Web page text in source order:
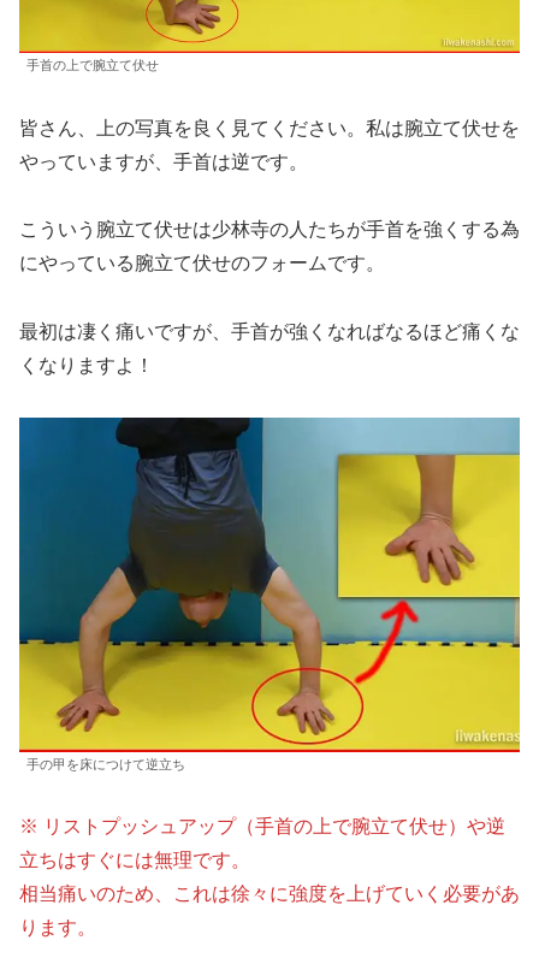
手首の上で腕立て伏せ
皆さん、上の写真を良く見てください。私は腕立て伏せを
やっていますが、手首は逆です。
こういう腕立て伏せは少林寺の人たちが手首を強くする為
にやっている腕立て伏せのフォームです。
最初は凄く痛いですが、手首が強くなればなるほど痛くな
くなりますよ！
手の甲を床につけて逆立ち
※ リストプッシュアップ（手首の上で腕立て伏せ）や逆
立ちはすぐには無理です。
相当痛いのため、これは徐々に強度を上げていく必要があ
ります。